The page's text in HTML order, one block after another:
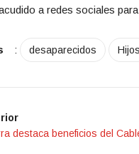
a redes sociales
: desaparecidos Hijos
destaca beneficios del